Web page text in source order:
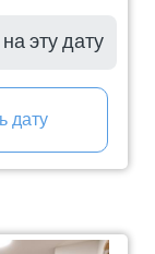
эту дату
дату